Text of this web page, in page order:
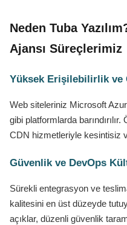
Neden Tuba
Ajansı Süreçlerimiz
Yüksek Erişilebilirlik ve
Web siteleriniz Microsoft
gibi platformlarda
CDN hizmetleriyle kesintisiz
Güvenlik ve DevOps
Sürekli entegrasyon ve
kalitesini en üst düzeyde
açıklar, düzenli güvenlik